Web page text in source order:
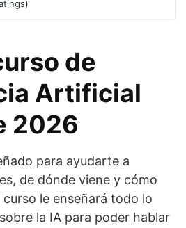
de
Artificial
2026
para ayudarte a
de dónde viene y cómo
le enseñará todo lo
la IA para poder hablar